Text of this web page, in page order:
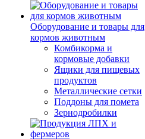
Оборудование и товары для
кормов животным
Комбикорма и
кормовые добавки
Ящики для пищевых
продуктов
Металлические сетки
Поддоны для помета
Зернодробилки